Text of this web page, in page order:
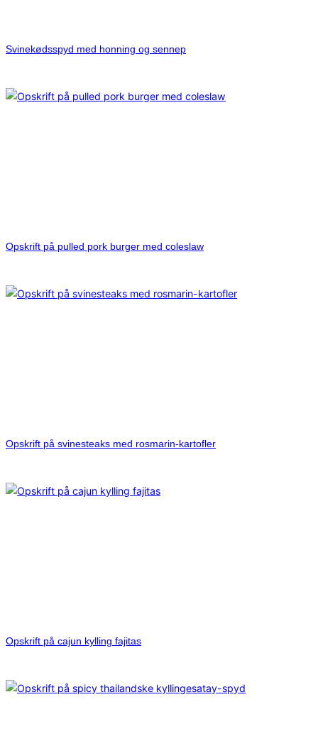
Svinekødsspyd med honning og sennep
Opskrift på pulled pork burger med coleslaw
Opskrift på svinesteaks med rosmarin-kartofler
Opskrift på cajun kylling fajitas